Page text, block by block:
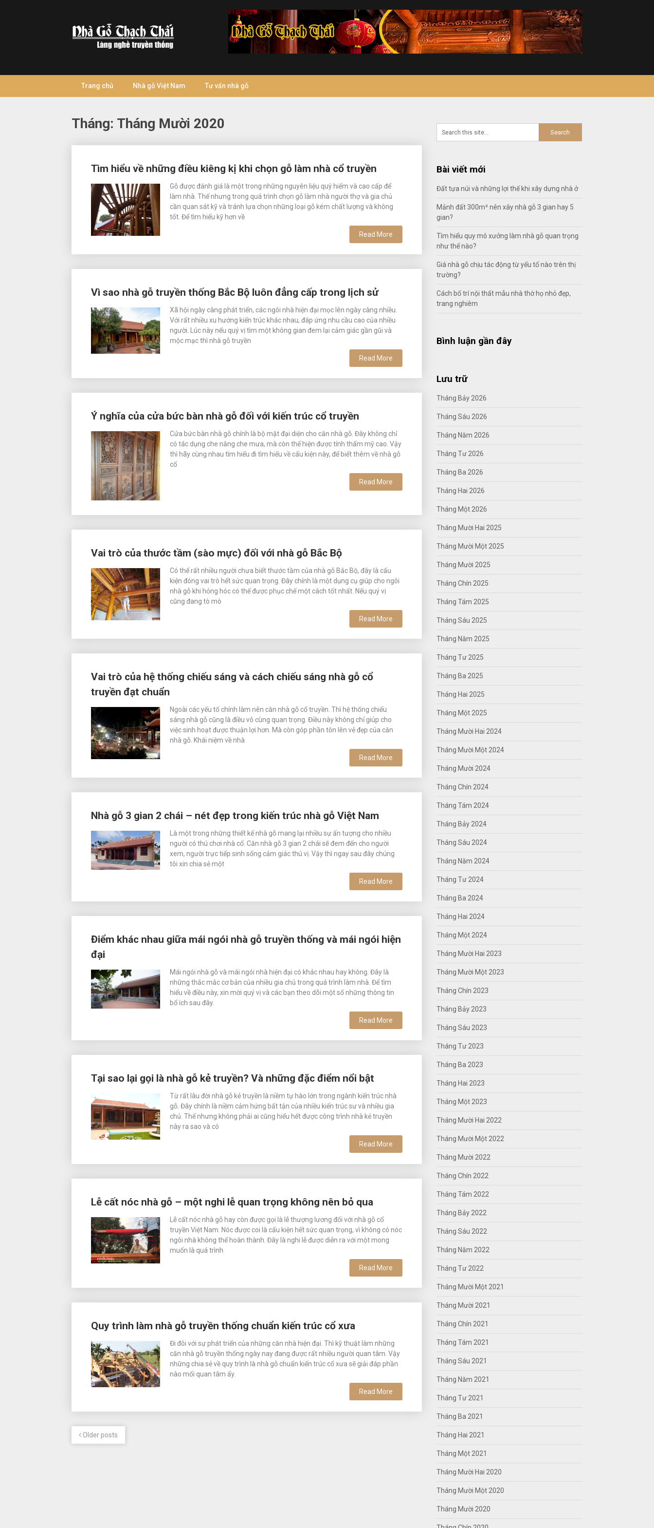
Trang chủ Nhà gỗ Việt Nam Tư vấn nhà gỗ
Tháng: Tháng Mười 2020
Tìm hiểu về những điều kiêng kị khi chọn gỗ làm nhà cổ truyền
Gỗ được đánh giá là một trong những nguyên liệu quý hiếm và cao cấp để
làm nhà. Thế nhưng trong quá trình chọn gỗ làm nhà người thợ và gia chủ
cần quan sát kỹ và tránh lựa chọn những loại gỗ kém chất lượng và không
tốt. Để tìm hiểu kỹ hơn về
Read More
Vì sao nhà gỗ truyền thống Bắc Bộ luôn đẳng cấp trong lịch sử
Xã hội ngày càng phát triển, các ngôi nhà hiện đại mọc lên ngày càng nhiều.
Với rất nhiều xu hướng kiến trúc khác nhau, đáp ứng nhu cầu cao của nhiều
người. Lúc này nếu quý vị tìm một không gian đem lại cảm giác gần gũi và
mộc mạc thì nhà gỗ truyền
Read More
Ý nghĩa của cửa bức bàn nhà gỗ đối với kiến trúc cổ truyền
Cửa bức bàn nhà gỗ chính là bộ mặt đại diện cho căn nhà gỗ. Đây không chỉ
có tác dụng che nắng che mưa, mà còn thể hiện được tính thẩm mỹ cao. Vậy
thì hãy cùng nhau tìm hiểu đi tìm hiểu về cấu kiện này, để biết thêm về nhà gỗ
cổ
Read More
Vai trò của thước tầm (sào mực) đối với nhà gỗ Bắc Bộ
Có thể rất nhiều người chưa biết thước tầm của nhà gỗ Bắc Bộ, đây là cấu
kiện đóng vai trò hết sức quan trọng. Đây chính là một dụng cụ giúp cho ngôi
nhà gỗ khi hỏng hóc có thể được phục chế một cách tốt nhất. Nếu quý vị
cũng đang tò mò
Read More
Vai trò của hệ thống chiếu sáng và cách chiếu sáng nhà gỗ cổ
truyền đạt chuẩn
Ngoài các yếu tố chính làm nên căn nhà gỗ cổ truyền. Thì hệ thống chiếu
sáng nhà gỗ cũng là điều vô cùng quan trọng. Điều này không chỉ giúp cho
việc sinh hoạt được thuận lợi hơn. Mà còn góp phần tôn lên vẻ đẹp của căn
nhà gỗ. Khái niệm về nhà
Read More
Nhà gỗ 3 gian 2 chái – nét đẹp trong kiến trúc nhà gỗ Việt Nam
Là một trong những thiết kế nhà gỗ mang lại nhiều sự ấn tượng cho nhiều
người có thú chơi nhà cổ. Căn nhà gỗ 3 gian 2 chái sẽ đem đến cho người
xem, người trực tiếp sinh sống cảm giác thú vị. Vậy thì ngay sau đây chúng
tôi xin chia sẻ một
Read More
Điểm khác nhau giữa mái ngói nhà gỗ truyền thống và mái ngói hiện
đại
Mái ngói nhà gỗ và mái ngói nhà hiện đại có khác nhau hay không. Đây là
những thắc mắc cơ bản của nhiều gia chủ trong quá trình làm nhà. Để tìm
hiểu về điều này, xin mời quý vị và các bạn theo dõi một số những thông tin
bổ ích sau đây.
Read More
Tại sao lại gọi là nhà gỗ kẻ truyền? Và những đặc điểm nổi bật
Từ rất lâu đời nhà gỗ kẻ truyền là niềm tự hào lớn trong ngành kiến trúc nhà
gỗ. Đây chính là niềm cảm hứng bất tận của nhiều kiến trúc sư và nhiều gia
chủ. Thế nhưng không phải ai cũng hiểu hết được công trình nhà kẻ truyền
này ra sao và có
Read More
Lễ cất nóc nhà gỗ – một nghi lễ quan trọng không nên bỏ qua
Lễ cất nóc nhà gỗ hay còn được gọi là lễ thượng lương đối với nhà gỗ cổ
truyền Việt Nam. Nóc được coi là cấu kiện hết sức quan trọng, vì không có nóc
ngôi nhà không thể hoàn thành. Đây là nghi lễ được diễn ra với một mong
muốn là quá trình
Read More
Quy trình làm nhà gỗ truyền thống chuẩn kiến trúc cổ xưa
Đi đôi với sự phát triển của những căn nhà hiện đại. Thì kỹ thuật làm những
căn nhà gỗ truyền thống ngày nay đang được rất nhiều người quan tâm. Vậy
những chia sẻ về quy trình là nhà gỗ chuẩn kiến trúc cổ xưa sẽ giải đáp phần
nào mối quan tâm ấy.
Read More
navigation
Older posts
Bài viết mới
Đất tựa núi và những lợi thế khi xây dựng nhà ở
Mảnh đất 300m² nên xây nhà gỗ 3 gian hay 5
gian?
Tìm hiểu quy mô xưởng làm nhà gỗ quan trọng
như thế nào?
Giá nhà gỗ chịu tác động từ yếu tố nào trên thị
trường?
Cách bố trí nội thất mẫu nhà thờ họ nhỏ đẹp,
trang nghiêm
Bình luận gần đây
Lưu trữ
Tháng Bảy 2026
Tháng Sáu 2026
Tháng Năm 2026
Tháng Tư 2026
Tháng Ba 2026
Tháng Hai 2026
Tháng Một 2026
Tháng Mười Hai 2025
Tháng Mười Một 2025
Tháng Mười 2025
Tháng Chín 2025
Tháng Tám 2025
Tháng Sáu 2025
Tháng Năm 2025
Tháng Tư 2025
Tháng Ba 2025
Tháng Hai 2025
Tháng Một 2025
Tháng Mười Hai 2024
Tháng Mười Một 2024
Tháng Mười 2024
Tháng Chín 2024
Tháng Tám 2024
Tháng Bảy 2024
Tháng Sáu 2024
Tháng Năm 2024
Tháng Tư 2024
Tháng Ba 2024
Tháng Hai 2024
Tháng Một 2024
Tháng Mười Hai 2023
Tháng Mười Một 2023
Tháng Chín 2023
Tháng Bảy 2023
Tháng Sáu 2023
Tháng Tư 2023
Tháng Ba 2023
Tháng Hai 2023
Tháng Một 2023
Tháng Mười Hai 2022
Tháng Mười Một 2022
Tháng Mười 2022
Tháng Chín 2022
Tháng Tám 2022
Tháng Bảy 2022
Tháng Sáu 2022
Tháng Năm 2022
Tháng Tư 2022
Tháng Mười Một 2021
Tháng Mười 2021
Tháng Chín 2021
Tháng Tám 2021
Tháng Sáu 2021
Tháng Năm 2021
Tháng Tư 2021
Tháng Ba 2021
Tháng Hai 2021
Tháng Một 2021
Tháng Mười Hai 2020
Tháng Mười Một 2020
Tháng Mười 2020